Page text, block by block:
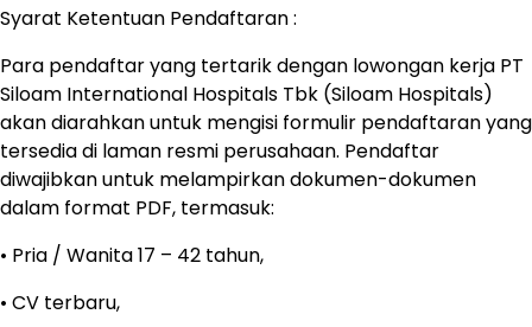
Syarat Ketentuan Pendaftaran :
Para pendaftar yang tertarik dengan lowongan kerja PT
Siloam International Hospitals Tbk (Siloam Hospitals)
akan diarahkan untuk mengisi formulir pendaftaran yang
tersedia di laman resmi perusahaan. Pendaftar
diwajibkan untuk melampirkan dokumen-dokumen
dalam format PDF, termasuk:
• Pria / Wanita 17 – 42 tahun,
• CV terbaru,